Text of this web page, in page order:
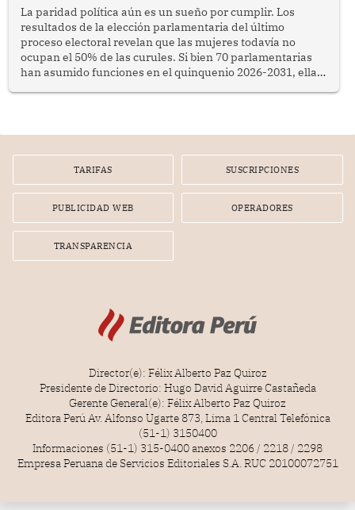
La paridad política aún es un sueño por cumplir. Los
resultados de la elección parlamentaria del último
proceso electoral revelan que las mujeres todavía no
ocupan el 50% de las curules. Si bien 70 parlamentarias
han asumido funciones en el quinquenio 2026-2031, ellas
TARIFAS SUSCRIPCIONES
PUBLICIDAD WEB OPERADORES
TRANSPARENCIA
Director(e): Félix Alberto Paz Quiroz
Presidente de Directorio: Hugo David Aguirre Castañeda
Gerente General(e): Félix Alberto Paz Quiroz
Editora Perú Av. Alfonso Ugarte 873, Lima 1 Central Telefónica
(51-1) 3150400
Informaciones (51-1) 315-0400 anexos 2206 / 2218 / 2298
Empresa Peruana de Servicios Editoriales S.A. RUC 20100072751